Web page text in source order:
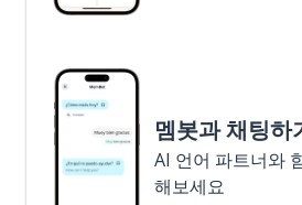
멤봇과 채팅하
AI 언어 파트너와
해보세요